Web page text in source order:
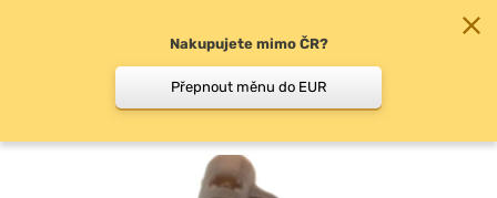
Závěsky, převleky
Nakupujete mimo ČR?
Přepnout měnu do EUR